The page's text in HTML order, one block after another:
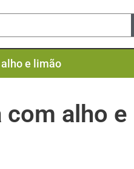
e limão
com alho